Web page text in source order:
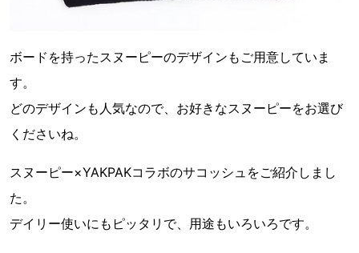
ボードを持ったスヌーピーのデザインもご用意していま
す。
どのデザインも人気なので、お好きなスヌーピーをお選び
くださいね。
スヌーピー×YAKPAKコラボのサコッシュをご紹介しまし
た。
デイリー使いにもピッタリで、用途もいろいろです。